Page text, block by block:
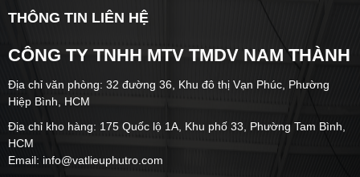
THÔNG TIN LIÊN HỆ
CÔNG TY TNHH MTV TMDV NAM THÀNH
Địa chỉ văn phòng: 32 đường 36, Khu đô thị Vạn Phúc, Phường
Hiệp Bình, HCM
Địa chỉ kho hàng: 175 Quốc lộ 1A, Khu phố 33, Phường Tam Bình,
HCM
Email: info@vatlieuphutro.com